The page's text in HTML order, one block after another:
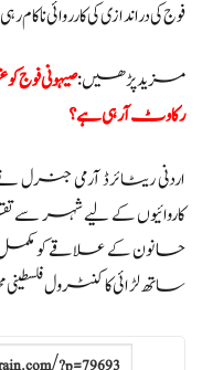
فوج کی دراندازی کی کارروائی ناکام
مزید پڑھیں:صیہونی
رکاوٹ آرہی ہے؟
اردنی ریٹائرڈ آرمی
حانون کے علاقے کو مکمل
ساتھ لڑائی کا کنٹرول